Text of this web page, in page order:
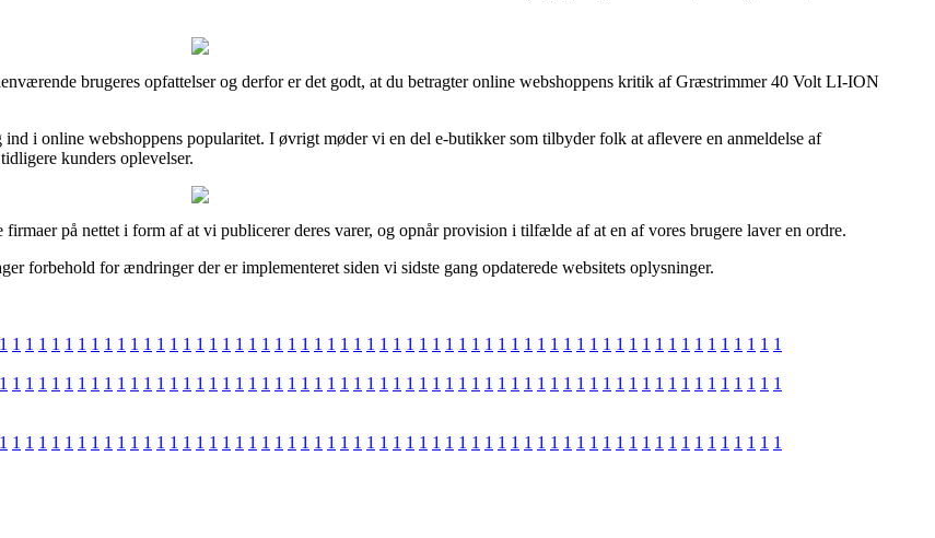
brugeres opfattelser og derfor er det godt, at du betragter online webshoppens kritik af Græstrimmer 40 Volt LI-ION
i online webshoppens popularitet. I øvrigt møder vi en del e-butikker som tilbyder folk at aflevere en anmeldelse af
kunders oplevelser.
på nettet i form af at vi publicerer deres varer, og opnår provision i tilfælde af at en af vores brugere laver en ordre.
forbehold for ændringer der er implementeret siden vi sidste gang opdaterede websitets oplysninger.
1 1 1 1 1 1 1 1 1 1 1 1 1 1 1 1 1 1 1 1 1 1 1 1 1 1 1 1 1 1 1 1 1 1 1 1 1 1 1 1 1 1 1 1 1 1 1 1 1 1 1 1 1 1 1 1 1 1 1 1
1 1 1 1 1 1 1 1 1 1 1 1 1 1 1 1 1 1 1 1 1 1 1 1 1 1 1 1 1 1 1 1 1 1 1 1 1 1 1 1 1 1 1 1 1 1 1 1 1 1 1 1 1 1 1 1 1 1 1 1
1 1 1 1 1 1 1 1 1 1 1 1 1 1 1 1 1 1 1 1 1 1 1 1 1 1 1 1 1 1 1 1 1 1 1 1 1 1 1 1 1 1 1 1 1 1 1 1 1 1 1 1 1 1 1 1 1 1 1 1